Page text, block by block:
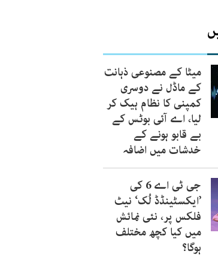
میٹا کے مصنوعی ذہانت
کے ماڈل نے دوسری
کمپنی کا نظام ہیک کر
لیا، اے آئی بوٹس کے
بے قابو ہونے کے
خدشات میں اضافہ
جی ٹی اے 6 کی
’ایکسٹینڈڈ لُک‘ نیٹ
فلکس پر، نئی نمائش
میں کیا کچھ مختلف
ہوگا؟